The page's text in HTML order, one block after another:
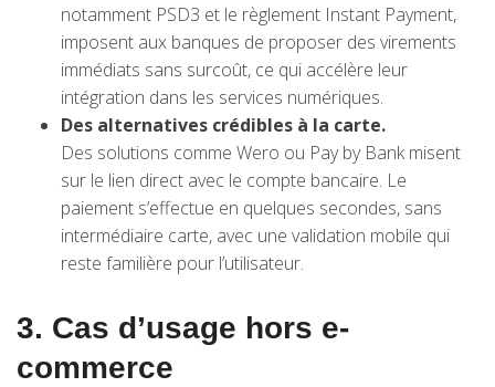
notamment PSD3 et le règlement Instant Payment,
imposent aux banques de proposer des virements
immédiats sans surcoût, ce qui accélère leur
intégration dans les services numériques.
Des alternatives crédibles à la carte.
Des solutions comme Wero ou Pay by Bank misent
sur le lien direct avec le compte bancaire. Le
paiement s’effectue en quelques secondes, sans
intermédiaire carte, avec une validation mobile qui
reste familière pour l’utilisateur.
3. Cas d’usage hors e-
commerce